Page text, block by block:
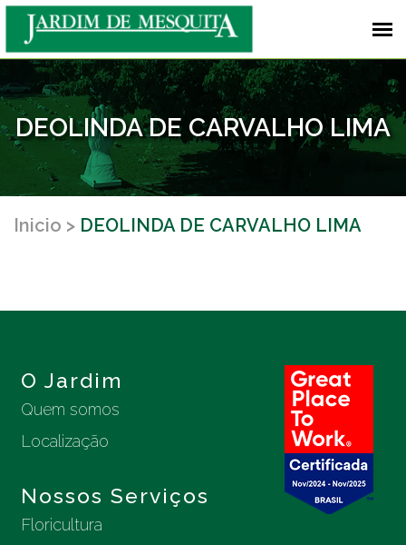
DEOLINDA DE CARVALHO LIMA
Inicio DEOLINDA DE CARVALHO LIMA
O Jardim
Quem somos
Localização
Nossos Serviços
Floricultura